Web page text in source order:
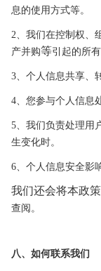
息的使用方式等。
2、我们在控制权、
产并购等引起的所
3、个人信息共享、
4、您参与个人信息
5、我们负责处理用
生变化时。
6、个人信息安全影
我们还会将本政
查阅。
八、如何联系我们